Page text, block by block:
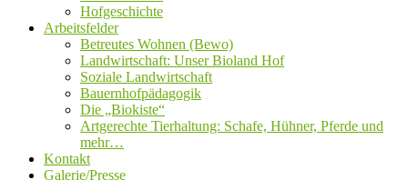
Hofgeschichte
Arbeitsfelder
Betreutes Wohnen (Bewo)
Landwirtschaft: Unser Bioland Hof
Soziale Landwirtschaft
Bauernhofpädagogik
Die „Biokiste“
Artgerechte Tierhaltung: Schafe, Hühner, Pferde und
mehr…
Kontakt
Galerie/Presse